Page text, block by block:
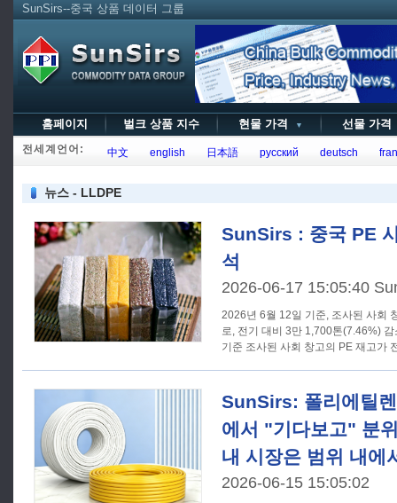
SunSirs--중국 상품 데이터 그룹
홈페이지 벌크 상품 지수 현물 가격 ▼ 선물 가
전세계언어: 中文 english 日本語 русский deutsch
뉴스 - LLDPE
SunSirs : 중국 PE
석
2026-06-17 15:05:40
2026년 6월 12일 기준, 조사된 사회
로, 전기 대비 3만 1,700톤(7.46%) 감소하였습니
기준 조사된 사회 창고의 PE 재고가
SunSirs: 폴리에틸
에서 "기다보고" 분
내 시장은 범위 내에
2026-06-15 15:05:02